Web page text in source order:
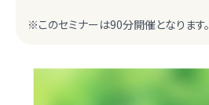
※このセミナーは90分開催となります。